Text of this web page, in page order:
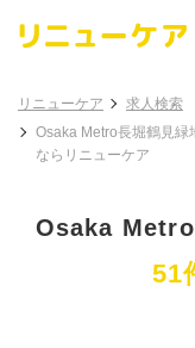
リニューケア
求人検索
Osaka Metro長堀鶴見緑
ならリニューケア
Osaka Metro
51